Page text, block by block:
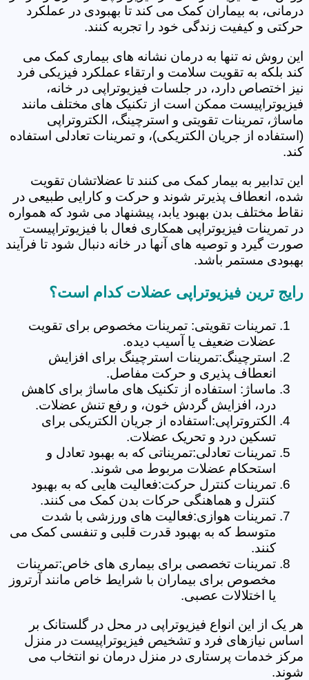
درمانی، به بیماران کمک می کند تا بهبودی در عملکرد
حرکتی و کیفیت زندگی خود را تجربه کنند.
این روش نه تنها به درمان نشانه های بیماری کمک می
کند بلکه به تقویت سلامت و ارتقاء عملکرد فیزیکی فرد
نیز اختصاص دارد، در جلسات فیزیوتراپی در خانه،
فیزیوتراپیست ممکن است از تکنیک های مختلف مانند
ماساژ، تمرینات تقویتی و استرچینگ، الکتروتراپی
(استفاده از جریان الکتریکی)، و تمرینات تعادلی استفاده
کند.
این تدابیر به بیمار کمک می کنند تا عضلاتشان تقویت
شده، انعطاف پذیرتر شوند و حرکت و کارایی طبیعی در
نقاط مختلف بدن بهبود یابد، پیشنهاد می شود که همواره
در تمرینات فیزیوتراپی همکاری فعال با فیزیوتراپیست
صورت گیرد و توصیه های آنها در خانه دنبال شود تا فرآیند
بهبودی مستمر باشد.
رایج ترین فیزیوتراپی عضلات کدام است؟
تمرینات تقویتی: تمرینات مخصوص برای تقویت
عضلات ضعیف یا آسیب دیده.
استرچینگ:تمرینات استرچینگ برای افزایش
انعطاف پذیری و حرکت مفاصل.
ماساژ: استفاده از تکنیک های ماساژ برای کاهش
درد، افزایش گردش خون، و رفع تنش عضلات.
الکتروتراپی:استفاده از جریان الکتریکی برای
تسکین درد و تحریک عضلات.
تمرینات تعادلی:تمریناتی که به بهبود تعادل و
استحکام عضلات مربوط می شوند.
تمرینات کنترل حرکت:فعالیت هایی که به بهبود
کنترل و هماهنگی حرکات بدن کمک می کنند.
تمرینات هوازی:فعالیت های ورزشی با شدت
متوسط که به بهبود قدرت قلبی و تنفسی کمک می
کنند.
تمرینات تخصصی برای بیماری های خاص:تمرینات
مخصوص برای بیماران با شرایط خاص مانند آرتروز
یا اختلالات عصبی.
هر یک از این انواع فیزیوتراپی در محل در گلستانک بر
اساس نیازهای فرد و تشخیص فیزیوتراپیست در منزل
مرکز خدمات پرستاری در منزل درمان نو انتخاب می
شوند.